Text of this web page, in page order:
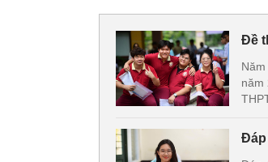
Đề
năm
Đáp